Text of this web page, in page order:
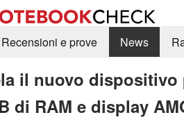
Recensioni e prove
News
il nuovo dispositivo
di RAM e display